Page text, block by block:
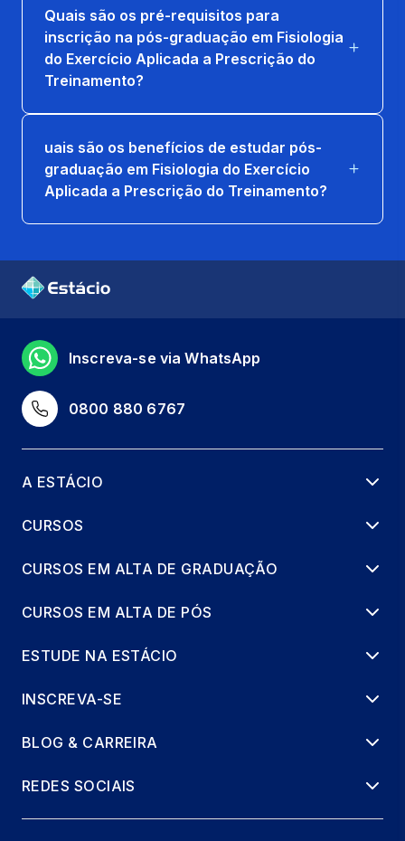
Quais são os pré-requisitos para
inscrição na pós-graduação em Fisiologia
do Exercício Aplicada a Prescrição do
Treinamento?
uais são os benefícios de estudar pós-
graduação em Fisiologia do Exercício
Aplicada a Prescrição do Treinamento?
0800 880 6767
Inscreva-se via WhatsApp
A ESTÁCIO
CURSOS
CURSOS EM ALTA DE GRADUAÇÃO
CURSOS EM ALTA DE PÓS
ESTUDE NA ESTÁCIO
INSCREVA-SE
BLOG & CARREIRA
REDES SOCIAIS